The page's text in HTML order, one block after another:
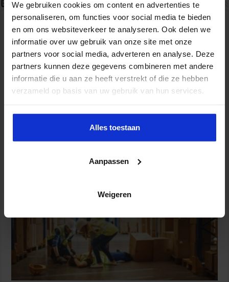
We gebruiken cookies om content en advertenties te
personaliseren, om functies voor social media te bieden
en om ons websiteverkeer te analyseren. Ook delen we
informatie over uw gebruik van onze site met onze
partners voor social media, adverteren en analyse. Deze
partners kunnen deze gegevens combineren met andere
informatie die u aan ze heeft verstrekt of die ze hebben
verzameld op basis van uw gebruik van hun services.
Alles toestaan
Aanpassen
Weigeren
Gerelateerde Artikelen
Partijen maken afspraken over betere hulp en